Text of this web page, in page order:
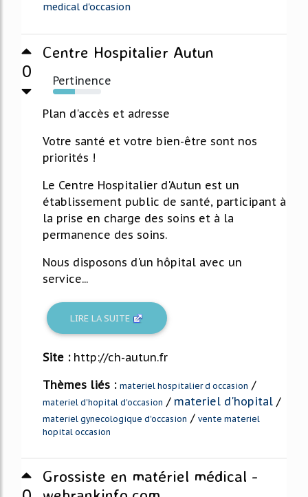
medical d'occasion
0
Centre Hospitalier Autun
Pertinence
46%
Plan d'accès et adresse
Votre santé et votre bien-être sont nos
priorités !
Le Centre Hospitalier d'Autun est un
établissement public de santé, participant à
la prise en charge des soins et à la
permanence des soins.
Nous disposons d'un hôpital avec un
service...
LIRE LA SUITE
Site : http://ch-autun.fr
Thèmes liés : materiel hospitalier d occasion /
materiel d'hopital d'occasion / materiel d'hopital /
materiel gynecologique d'occasion / vente materiel
hopital occasion
Grossiste en matériel médical -